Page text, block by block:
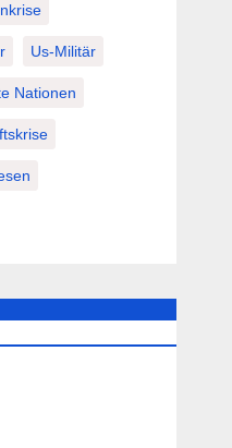
Us-Militär
Nationen